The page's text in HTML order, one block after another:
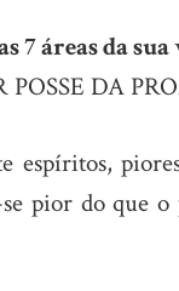
7 áreas da sua
DA
espíritos,
pior do que